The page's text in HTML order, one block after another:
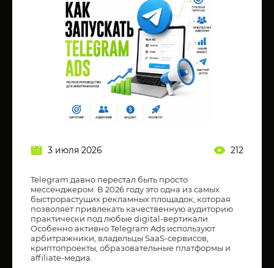
3 июля 2026 212
Telegram давно перестал быть просто
мессенджером. В 2026 году это одна из самых
быстрорастущих рекламных площадок, которая
позволяет привлекать качественную аудиторию
практически под любые digital-вертикали.
Особенно активно Telegram Ads используют
арбитражники, владельцы SaaS-сервисов,
криптопроекты, образовательные платформы и
affiliate-медиа.